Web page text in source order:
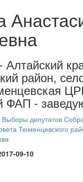
Алтайский
район,
ФАП -
Выборы депутатов
Тюменцевского
09-10